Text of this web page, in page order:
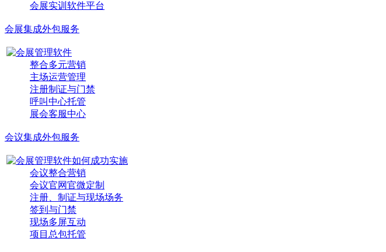
会展实训软件平台
会展集成外包服务
整合多元营销
主场运营管理
注册制证与门禁
呼叫中心托管
展会客服中心
会议集成外包服务
会议整合营销
会议官网官微定制
注册、制证与现场场务
签到与门禁
现场多屏互动
项目总包托管